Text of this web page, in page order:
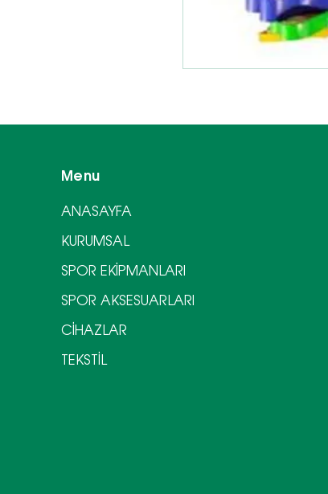
Menu
ANASAYFA
KURUMSAL
SPOR EKİPMANLARI
SPOR AKSESUARLARI
CİHAZLAR
TEKSTİL